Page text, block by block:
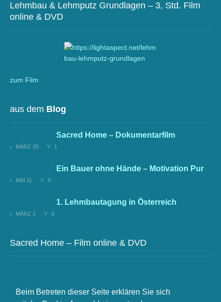
Beim Betreten dieser Seite erklären Sie sich
Lehmbau & Lehmputz Grundlagen – 3, Std. Film
online & DVD
zum Film
aus dem Blog
Sacred Home – Dokumentarfilm
MÄRZ 20 1
Ein Bauer ohne Hände – Motivation Pur
MAI 11 0
1. Lehmbautagung in Österreich
MÄRZ 3 0
Sacred Home – Film online & DVD